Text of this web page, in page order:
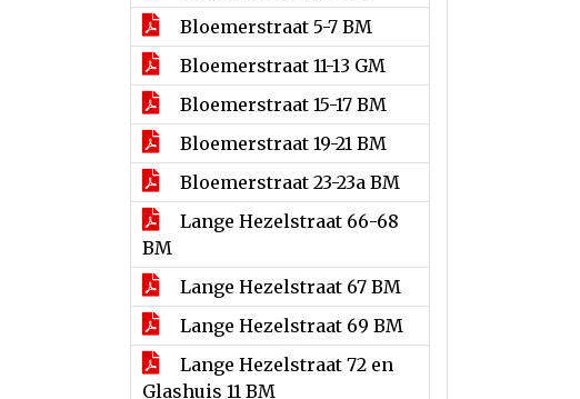
Bloemerstraat 5-7 BM
Bloemerstraat 11-13 GM
Bloemerstraat 15-17 BM
Bloemerstraat 19-21 BM
Bloemerstraat 23-23a BM
Lange Hezelstraat 66-68
BM
Lange Hezelstraat 67 BM
Lange Hezelstraat 69 BM
Lange Hezelstraat 72 en
Glashuis 11 BM